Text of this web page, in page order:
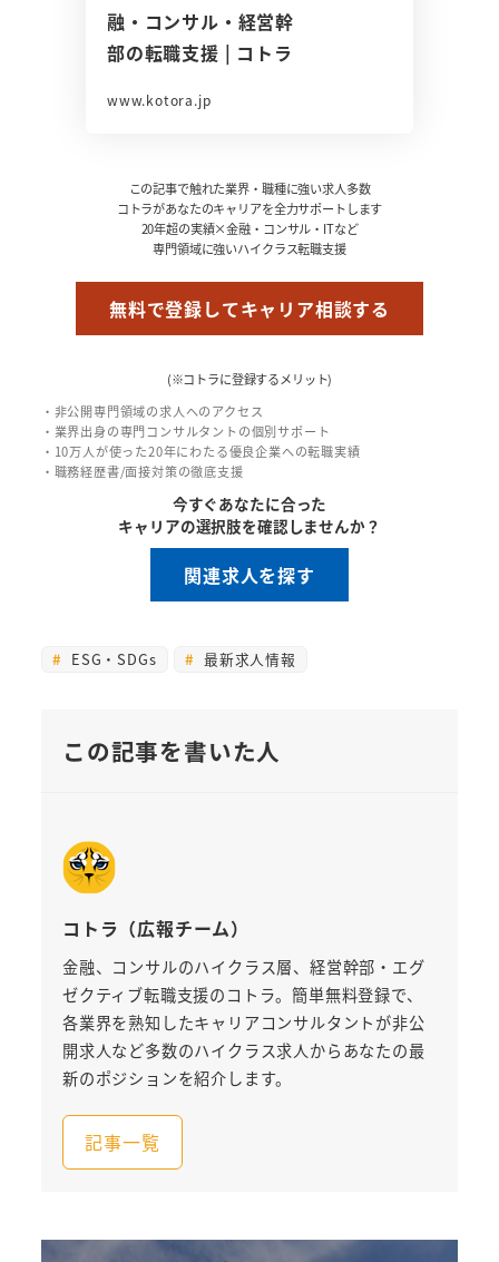
融・コンサル・経営幹
部の転職支援 | コトラ
www.kotora.jp
この記事で触れた業界・職種に強い求人多数
コトラがあなたのキャリアを全力サポートします
20年超の実績×金融・コンサル・ITなど
専門領域に強いハイクラス転職支援
無料で登録してキャリア相談する
(※コトラに登録するメリット)
・非公開専門領域の求人へのアクセス
・業界出身の専門コンサルタントの個別サポート
・10万人が使った20年にわたる優良企業への転職実績
・職務経歴書/面接対策の徹底支援
今すぐあなたに合った
キャリアの選択肢を確認しませんか？
関連求人を探す
ESG・SDGs 最新求人情報
この記事を書いた人
コトラ（広報チーム）
金融、コンサルのハイクラス層、経営幹部・エグ
ゼクティブ転職支援のコトラ。簡単無料登録で、
各業界を熟知したキャリアコンサルタントが非公
開求人など多数のハイクラス求人からあなたの最
新のポジションを紹介します。
記事一覧